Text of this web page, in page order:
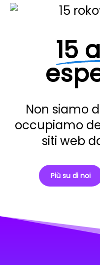
15
Non siamo
occupiamo
siti web
Più su di noi